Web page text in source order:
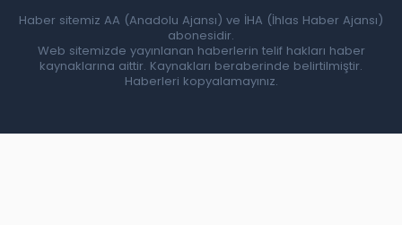
Haber sitemiz AA (Anadolu Ajansı) ve İHA (İhlas Haber Ajansı)
abonesidir.
Web sitemizde yayınlanan haberlerin telif hakları haber
kaynaklarına aittir. Kaynakları beraberinde belirtilmiştir.
Haberleri kopyalamayınız.